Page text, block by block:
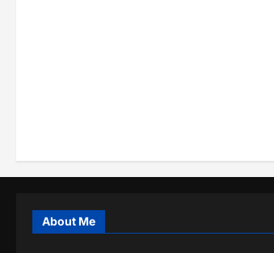
About Me